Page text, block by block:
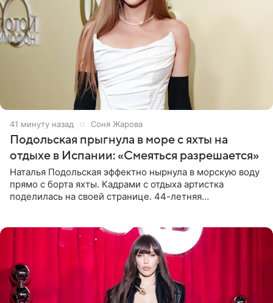
41 минуту назад Соня Жарова
Подольская прыгнула в море с яхты на
отдыхе в Испании: «Смеяться разрешается»
Наталья Подольская эффектно нырнула в морскую воду
прямо с борта яхты. Кадрами с отдыха артистка
поделилась на своей странице. 44-летняя